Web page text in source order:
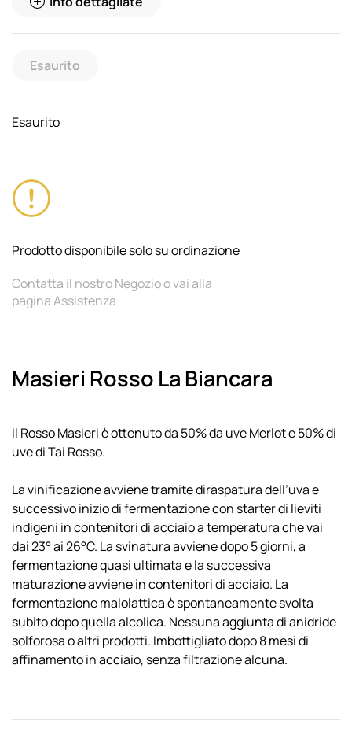
Esaurito
Esaurito
Prodotto disponibile solo su ordinazione
Contatta il nostro Negozio o vai alla
pagina Assistenza
Masieri Rosso La Biancara
Il Rosso Masieri è ottenuto da 50% da uve Merlot e 50% di
uve di Tai Rosso.
La vinificazione avviene tramite diraspatura dell’uva e
successivo inizio di fermentazione con starter di lieviti
indigeni in contenitori di acciaio a temperatura che vai
dai 23° ai 26°C. La svinatura avviene dopo 5 giorni, a
fermentazione quasi ultimata e la successiva
maturazione avviene in contenitori di acciaio. La
fermentazione malolattica è spontaneamente svolta
subito dopo quella alcolica. Nessuna aggiunta di anidride
solforosa o altri prodotti. Imbottigliato dopo 8 mesi di
affinamento in acciaio, senza filtrazione alcuna.